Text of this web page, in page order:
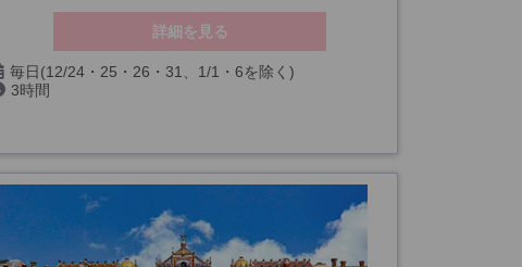
詳細を見る
毎日(12/24・25・26・31、1/1・6を除く)
3時間